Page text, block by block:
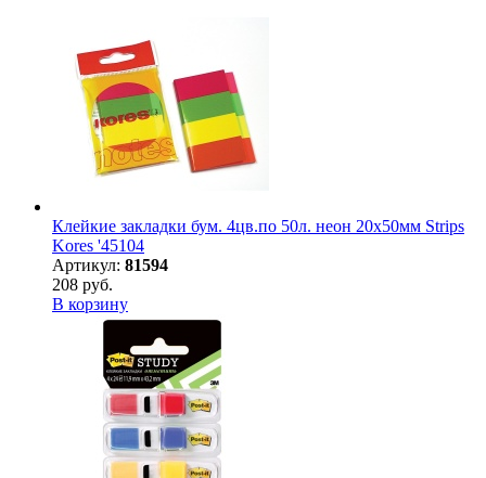
Клейкие закладки бум. 4цв.по 50л. неон 20х50мм Strips
Kores '45104
Артикул: 81594
208 руб.
В корзину